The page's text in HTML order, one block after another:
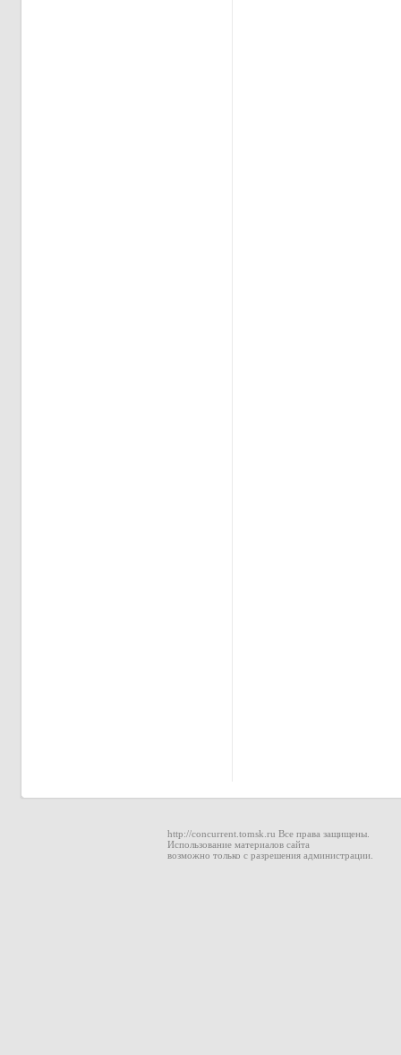
http://concurrent.tomsk.ru Все права защищены.
Использование материалов сайта
возможно только с разрешения администрации.